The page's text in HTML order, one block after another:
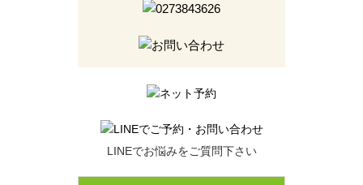
LINEでお悩みをご質問下さい